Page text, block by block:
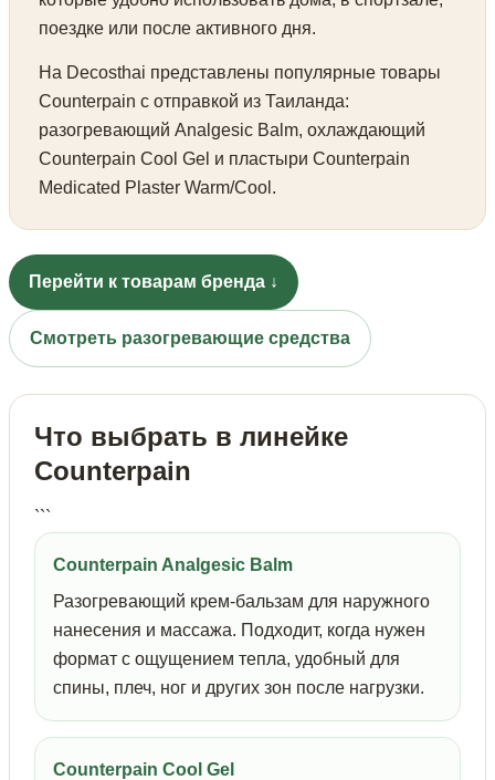
поездке или после активного дня.
На Decosthai представлены популярные товары
Counterpain с отправкой из Таиланда:
разогревающий Analgesic Balm, охлаждающий
Counterpain Cool Gel и пластыри Counterpain
Medicated Plaster Warm/Cool.
Перейти к товарам бренда ↓
Смотреть разогревающие средства
Что выбрать в линейке
Counterpain
```
Counterpain Analgesic Balm
Разогревающий крем-бальзам для наружного
нанесения и массажа. Подходит, когда нужен
формат с ощущением тепла, удобный для
спины, плеч, ног и других зон после нагрузки.
Counterpain Cool Gel